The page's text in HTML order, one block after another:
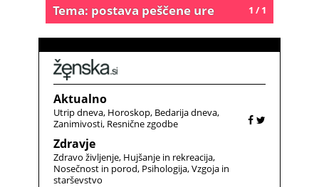
1 / 1
Tema: postava peščene ure
Aktualno
Utrip dneva Horoskop Bedarija dneva
Zanimivosti Resnične zgodbe
Zdravje
Zdravo življenje Hujšanje in rekreacija
Nosečnost in porod Psihologija Vzgoja in
starševstvo